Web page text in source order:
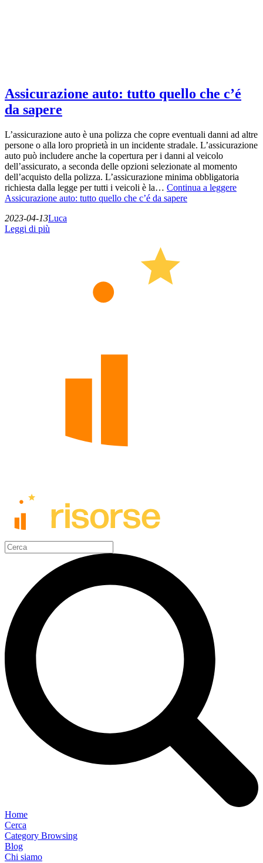
Assicurazione auto: tutto quello che c’é
da sapere
L’assicurazione auto è una polizza che copre eventuali danni ad altre
persone o alla loro proprietà in un incidente stradale. L’assicurazione
auto può includere anche la copertura per i danni al veicolo
dell’assicurato, a seconda delle opzioni selezionate al momento
dell’acquisto della polizza. L’assicurazione minima obbligatoria
richiesta dalla legge per tutti i veicoli è la… Continua a leggere
Assicurazione auto: tutto quello che c’é da sapere
2023-04-13Luca
Leggi di più
Home
Cerca
Category Browsing
Blog
Chi siamo